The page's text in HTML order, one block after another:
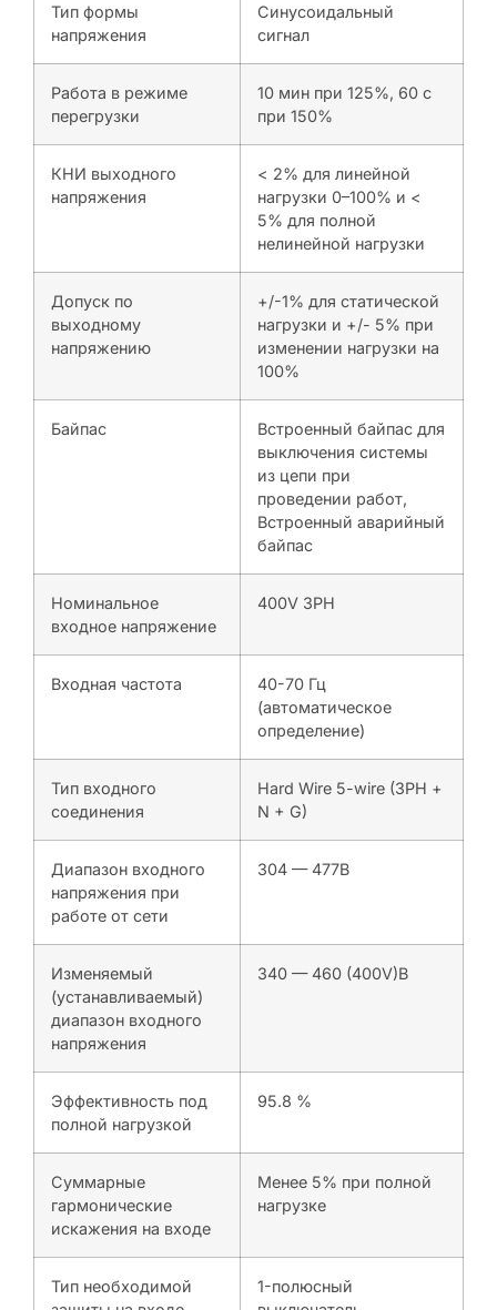
Тип формы
напряжения
Синусоидальный
сигнал
Работа в режиме
перегрузки
10 мин при 125%, 60 с
при 150%
КНИ выходного
напряжения
< 2% для линейной
нагрузки 0–100% и <
5% для полной
нелинейной нагрузки
Допуск по
выходному
напряжению
+/-1% для статической
нагрузки и +/- 5% при
изменении нагрузки на
100%
Байпас
Встроенный байпас для
выключения системы
из цепи при
проведении работ,
Встроенный аварийный
байпас
Номинальное
входное напряжение
400V 3PH
Входная частота
40-70 Гц
(автоматическое
определение)
Тип входного
соединения
Hard Wire 5-wire (3PH +
N + G)
Диапазон входного
напряжения при
работе от сети
304 — 477В
Изменяемый
(устанавливаемый)
диапазон входного
напряжения
340 — 460 (400V)В
Эффективность под
полной нагрузкой
95.8 %
Суммарные
гармонические
искажения на входе
Менее 5% при полной
нагрузке
Тип необходимой
1-полюсный